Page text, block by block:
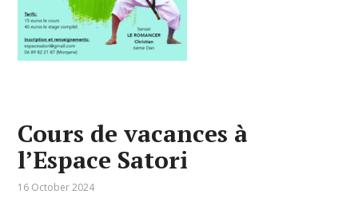
Cours de vacances à
l’Espace Satori
16 October 2024